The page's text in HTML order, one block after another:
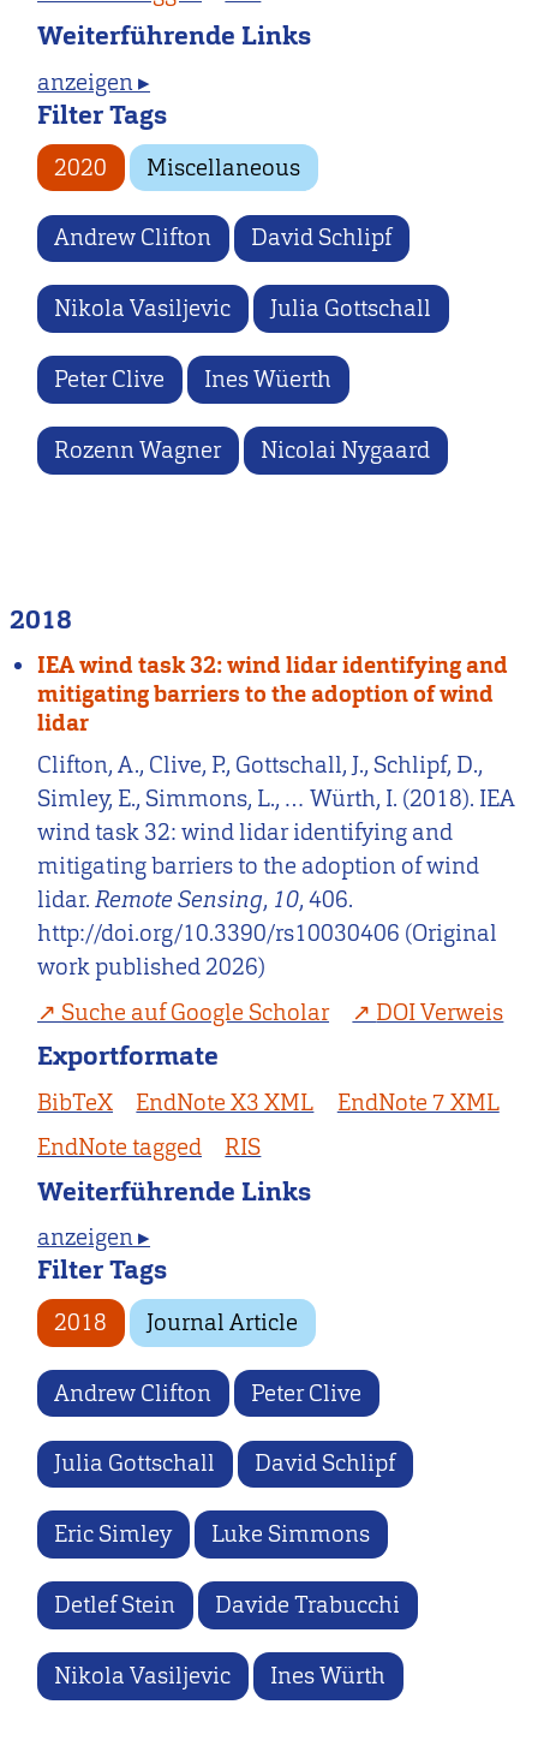
Weiterführende Links
anzeigen ▸
Filter Tags
2020 Miscellaneous
Andrew Clifton David Schlipf
Nikola Vasiljevic Julia Gottschall
Peter Clive Ines Wüerth
Rozenn Wagner Nicolai Nygaard
2018
IEA wind task 32: wind lidar identifying and
mitigating barriers to the adoption of wind
lidar
Clifton, A., Clive, P., Gottschall, J., Schlipf, D.,
Simley, E., Simmons, L., … Würth, I. (2018). IEA
wind task 32: wind lidar identifying and
mitigating barriers to the adoption of wind
lidar.Remote Sensing, 10, 406.
http://doi.org/10.3390/rs10030406 (Original
work published 2026)
Suche auf Google Scholar
DOI Verweis
Exportformate
BibTeX EndNote X3 XML
EndNote 7 XML
EndNote tagged
RIS
Weiterführende Links
anzeigen ▸
Filter Tags
2018 Journal Article
Andrew Clifton Peter Clive
Julia Gottschall David Schlipf
Eric Simley Luke Simmons
Detlef Stein Davide Trabucchi
Nikola Vasiljevic Ines Würth